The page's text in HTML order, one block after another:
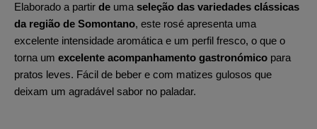
Elaborado a partir de uma seleção das variedades clássicas
da região de Somontano, este rosé apresenta uma
excelente intensidade aromática e um perfil fresco, o que o
torna um excelente acompanhamento gastronómico para
pratos leves. Fácil de beber e com matizes gulosos que
deixam um agradável sabor no paladar.